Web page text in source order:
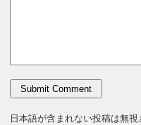
日本語が含まれない投稿は無